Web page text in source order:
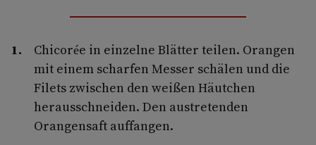
Chicorée in einzelne Blätter teilen. Orangen
mit einem scharfen Messer schälen und die
Filets zwischen den weißen Häutchen
herausschneiden. Den austretenden
Orangensaft auffangen.